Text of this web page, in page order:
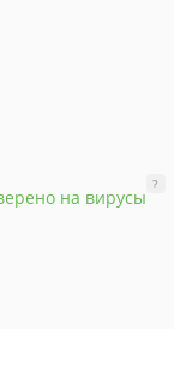
на вирусы
?